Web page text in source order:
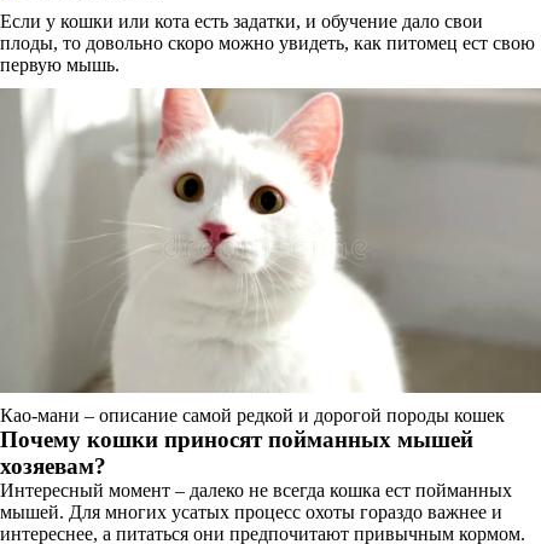
Если у кошки или кота есть задатки, и обучение дало свои
плоды, то довольно скоро можно увидеть, как питомец ест свою
первую мышь.
Као-мани – описание самой редкой и дорогой породы кошек
Почему кошки приносят пойманных мышей
хозяевам?
Интересный момент – далеко не всегда кошка ест пойманных
мышей. Для многих усатых процесс охоты гораздо важнее и
интереснее, а питаться они предпочитают привычным кормом.